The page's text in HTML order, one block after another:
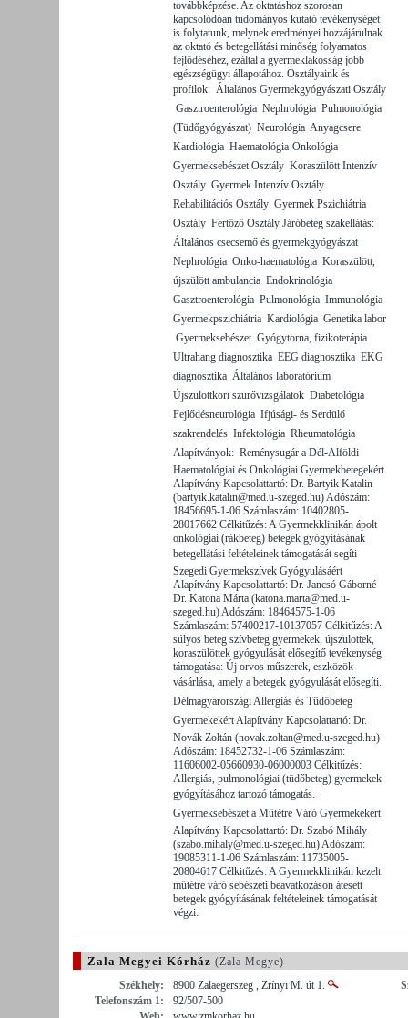
továbbképzése. Az oktatáshoz szorosan
kapcsolódóan tudományos kutató tevékenységet
is folytatunk, melynek eredményei hozzájárulnak
az oktató és betegellátási minőség folyamatos
fejlődéséhez, ezáltal a gyermeklakosság jobb
egészségügyi állapotához. Osztályaink és
profilok:  Általános Gyermekgyógyászati Osztály
 Gasztroenterológia  Nephrológia  Pulmonológia
(Tüdőgyógyászat)  Neurológia  Anyagcsere 
Kardiológia  Haematológia-Onkológia 
Gyermeksebészet Osztály  Koraszülött Intenzív
Osztály  Gyermek Intenzív Osztály 
Rehabilitációs Osztály  Gyermek Pszichiátria
Osztály  Fertőző Osztály Járóbeteg szakellátás: 
Általános csecsemő és gyermekgyógyászat 
Nephrológia  Onko-haematológia  Koraszülött,
újszülött ambulancia  Endokrinológia 
Gasztroenterológia  Pulmonológia  Immunológia 
Gyermekpszichiátria  Kardiológia  Genetika labor
 Gyermeksebészet  Gyógytorna, fizikoterápia 
Ultrahang diagnosztika  EEG diagnosztika  EKG
diagnosztika  Általános laboratórium 
Újszülöttkori szürővizsgálatok  Diabetológia 
Fejlődésneurológia  Ifjúsági- és Serdülő
szakrendelés  Infektológia  Rheumatológia
Alapítványok:  Reménysugár a Dél-Alföldi
Haematológiai és Onkológiai Gyermekbetegekért
Alapítvány Kapcsolattartó: Dr. Bartyik Katalin
(bartyik.katalin@med.u-szeged.hu) Adószám:
18456695-1-06 Számlaszám: 10402805-
28017662 Célkitűzés: A Gyermekklinikán ápolt
onkológiai (rákbeteg) betegek gyógyításának
betegellátási feltételeinek támogatását segíti 
Szegedi Gyermekszívek Gyógyulásáért
Alapítvány Kapcsolattartó: Dr. Jancsó Gáborné
Dr. Katona Márta (katona.marta@med.u-
szeged.hu) Adószám: 18464575-1-06
Számlaszám: 57400217-10137057 Célkitűzés: A
súlyos beteg szívbeteg gyermekek, újszülöttek,
koraszülöttek gyógyulását elősegítő tevékenység
támogatása: Új orvos műszerek, eszközök
vásárlása, amely a betegek gyógyulását elősegíti. 
Délmagyarországi Allergiás és Tüdőbeteg
Gyermekekért Alapítvány Kapcsolattartó: Dr.
Novák Zoltán (novak.zoltan@med.u-szeged.hu)
Adószám: 18452732-1-06 Számlaszám:
11606002-05660930-06000003 Célkitűzés:
Allergiás, pulmonológiai (tüdőbeteg) gyermekek
gyógyításához tartozó támogatás. 
Gyermeksebészet a Műtétre Váró Gyermekekért
Alapítvány Kapcsolattartó: Dr. Szabó Mihály
(szabo.mihaly@med.u-szeged.hu) Adószám:
19085311-1-06 Számlaszám: 11735005-
20804617 Célkitűzés: A Gyermekklinikán kezelt
műtétre váró sebészeti beavatkozáson átesett
betegek gyógyításának feltételeinek támogatását
végzi.
Zala Megyei Kórház (Zala Megye)
Székhely:
8900 Zalaegerszeg , Zrínyi M. út 1.
Telefonszám 1:
92/507-500